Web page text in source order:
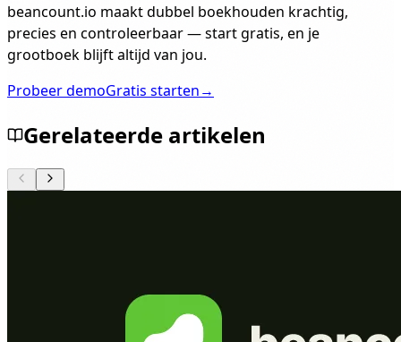
beancount.io maakt dubbel boekhouden krachtig,
precies en controleerbaar — start gratis, en je
grootboek blijft altijd van jou.
Probeer demoGratis starten→
Gerelateerde artikelen